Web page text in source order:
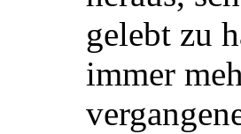
gelebt zu
immer